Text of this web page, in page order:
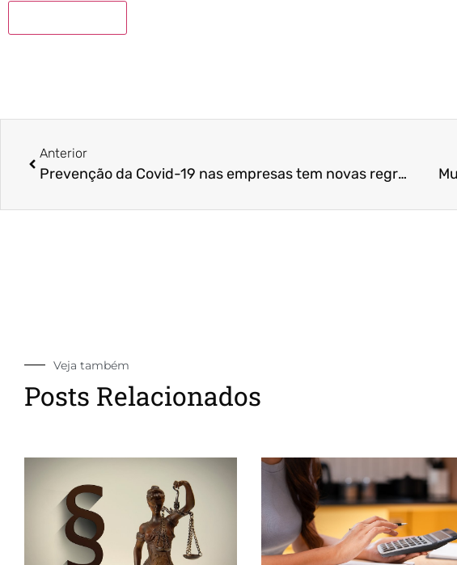
Anterior
Prevenção da Covid-19 nas empresas tem novas regras
Veja também
Posts Relacionados